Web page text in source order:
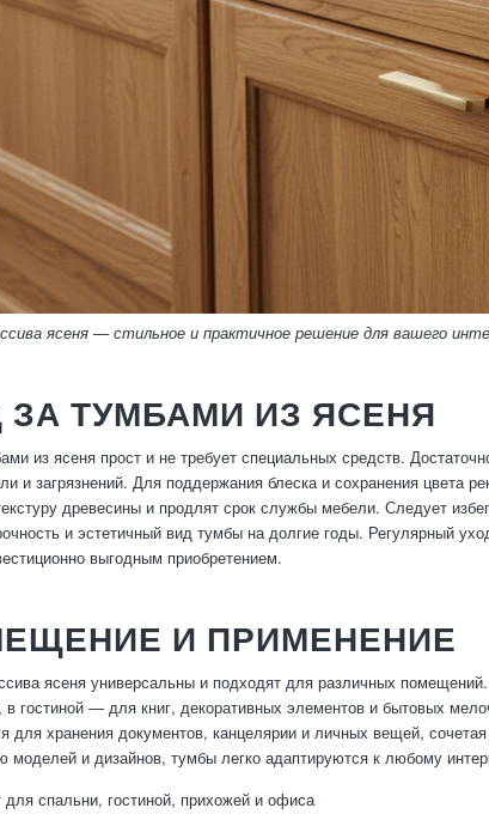
ясеня — стильное и практичное решение для вашего
ЗА ТУМБАМИ ИЗ ЯСЕНЯ
из ясеня прост и не требует специальных средств.
и загрязнений. Для поддержания блеска и сохранения цвета
древесины и продлят срок службы мебели. Следует
и эстетичный вид тумбы на долгие годы. Регулярный
выгодным приобретением.
И ПРИМЕНЕНИЕ
ясеня универсальны и подходят для различных
в гостиной — для книг, декоративных элементов и бытовых
для хранения документов, канцелярии и личных вещей,
моделей и дизайнов, тумбы легко адаптируются к любому
для спальни, гостиной, прихожей и офиса